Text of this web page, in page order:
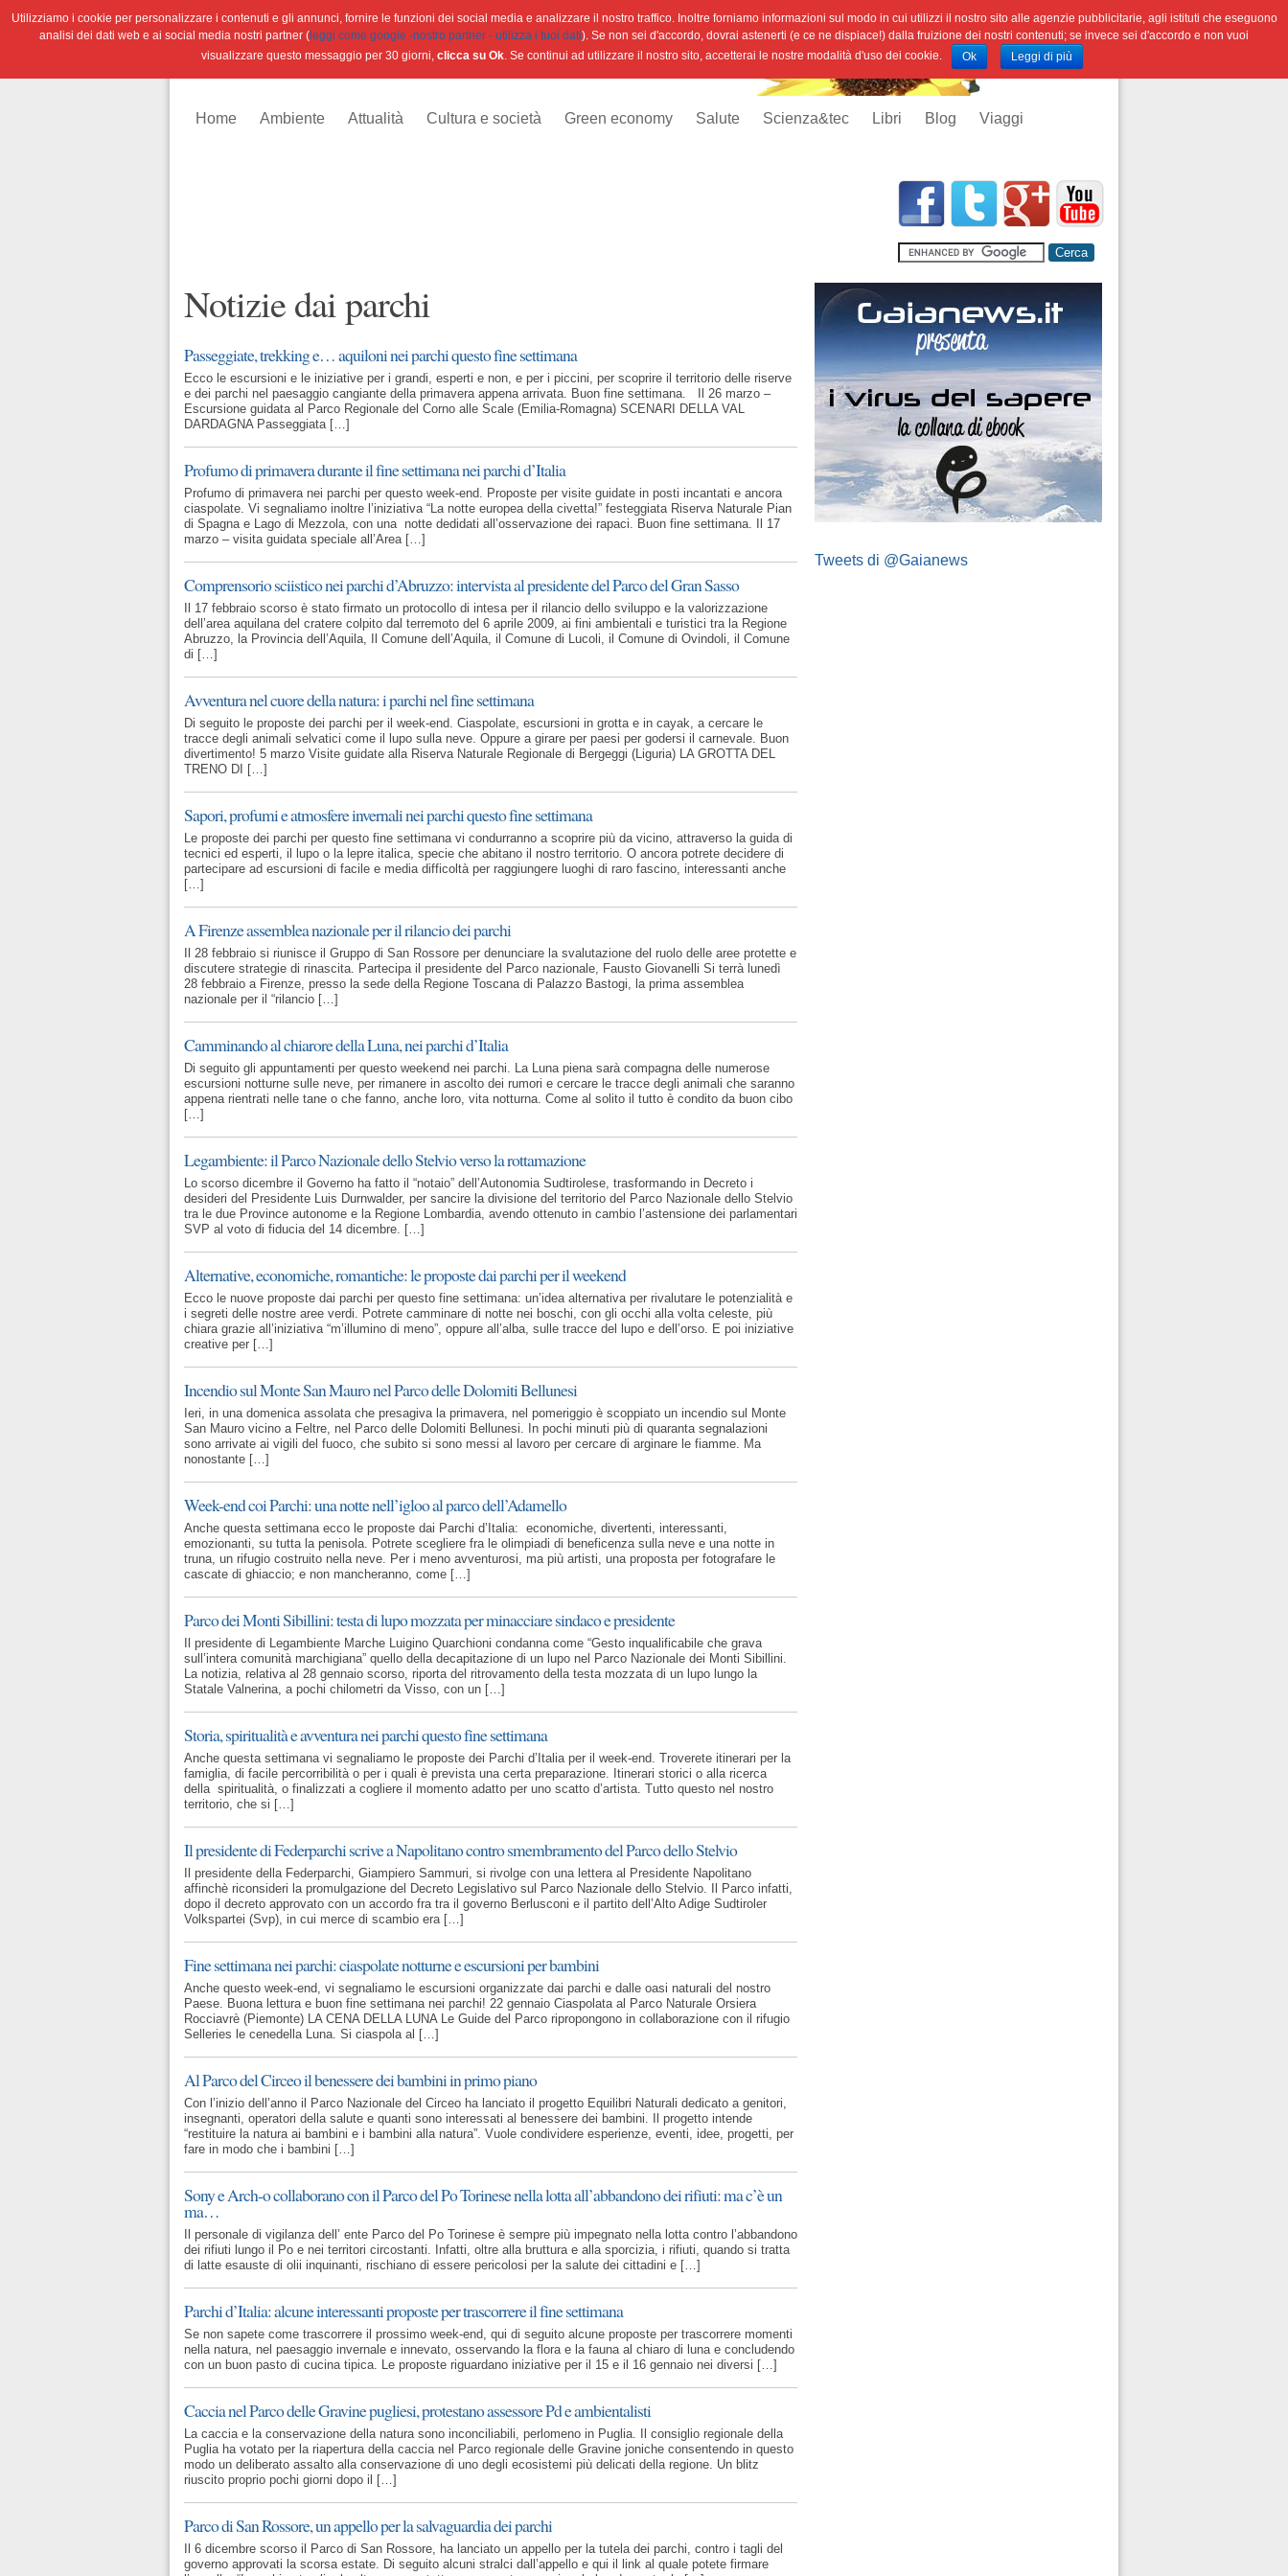
Home Ambiente Attualità Cultura e società Green economy Salute Scienza&tec Libri Blog Viaggi
Tweets di @Gaianews
Notizie dai parchi
Passeggiate, trekking e… aquiloni nei parchi questo fine settimana
Ecco le escursioni e le iniziative per i grandi, esperti e non, e per i piccini, per scoprire il territorio delle riserve
e dei parchi nel paesaggio cangiante della primavera appena arrivata. Buon fine settimana. Il 26 marzo –
Escursione guidata al Parco Regionale del Corno alle Scale (Emilia-Romagna) SCENARI DELLA VAL
DARDAGNA Passeggiata […]
Profumo di primavera durante il fine settimana nei parchi d’Italia
Profumo di primavera nei parchi per questo week-end. Proposte per visite guidate in posti incantati e ancora
ciaspolate. Vi segnaliamo inoltre l’iniziativa “La notte europea della civetta!” festeggiata Riserva Naturale Pian
di Spagna e Lago di Mezzola, con una notte dedidati all’osservazione dei rapaci. Buon fine settimana. Il 17
marzo – visita guidata speciale all’Area […]
Comprensorio sciistico nei parchi d’Abruzzo: intervista al presidente del Parco del Gran Sasso
Il 17 febbraio scorso è stato firmato un protocollo di intesa per il rilancio dello sviluppo e la valorizzazione
dell’area aquilana del cratere colpito dal terremoto del 6 aprile 2009, ai fini ambientali e turistici tra la Regione
Abruzzo, la Provincia dell’Aquila, Il Comune dell’Aquila, il Comune di Lucoli, il Comune di Ovindoli, il Comune
di […]
Avventura nel cuore della natura: i parchi nel fine settimana
Di seguito le proposte dei parchi per il week-end. Ciaspolate, escursioni in grotta e in cayak, a cercare le
tracce degli animali selvatici come il lupo sulla neve. Oppure a girare per paesi per godersi il carnevale. Buon
divertimento! 5 marzo Visite guidate alla Riserva Naturale Regionale di Bergeggi (Liguria) LA GROTTA DEL
TRENO DI […]
Sapori, profumi e atmosfere invernali nei parchi questo fine settimana
Le proposte dei parchi per questo fine settimana vi condurranno a scoprire più da vicino, attraverso la guida di
tecnici ed esperti, il lupo o la lepre italica, specie che abitano il nostro territorio. O ancora potrete decidere di
partecipare ad escursioni di facile e media difficoltà per raggiungere luoghi di raro fascino, interessanti anche
[…]
A Firenze assemblea nazionale per il rilancio dei parchi
Il 28 febbraio si riunisce il Gruppo di San Rossore per denunciare la svalutazione del ruolo delle aree protette e
discutere strategie di rinascita. Partecipa il presidente del Parco nazionale, Fausto Giovanelli Si terrà lunedì
28 febbraio a Firenze, presso la sede della Regione Toscana di Palazzo Bastogi, la prima assemblea
nazionale per il “rilancio […]
Camminando al chiarore della Luna, nei parchi d’Italia
Di seguito gli appuntamenti per questo weekend nei parchi. La Luna piena sarà compagna delle numerose
escursioni notturne sulle neve, per rimanere in ascolto dei rumori e cercare le tracce degli animali che saranno
appena rientrati nelle tane o che fanno, anche loro, vita notturna. Come al solito il tutto è condito da buon cibo
[…]
Legambiente: il Parco Nazionale dello Stelvio verso la rottamazione
Lo scorso dicembre il Governo ha fatto il “notaio” dell’Autonomia Sudtirolese, trasformando in Decreto i
desideri del Presidente Luis Durnwalder, per sancire la divisione del territorio del Parco Nazionale dello Stelvio
tra le due Province autonome e la Regione Lombardia, avendo ottenuto in cambio l’astensione dei parlamentari
SVP al voto di fiducia del 14 dicembre. […]
Alternative, economiche, romantiche: le proposte dai parchi per il weekend
Ecco le nuove proposte dai parchi per questo fine settimana: un’idea alternativa per rivalutare le potenzialità e
i segreti delle nostre aree verdi. Potrete camminare di notte nei boschi, con gli occhi alla volta celeste, più
chiara grazie all’iniziativa “m’illumino di meno”, oppure all’alba, sulle tracce del lupo e dell’orso. E poi iniziative
creative per […]
Incendio sul Monte San Mauro nel Parco delle Dolomiti Bellunesi
Ieri, in una domenica assolata che presagiva la primavera, nel pomeriggio è scoppiato un incendio sul Monte
San Mauro vicino a Feltre, nel Parco delle Dolomiti Bellunesi. In pochi minuti più di quaranta segnalazioni
sono arrivate ai vigili del fuoco, che subito si sono messi al lavoro per cercare di arginare le fiamme. Ma
nonostante […]
Week-end coi Parchi: una notte nell’igloo al parco dell’Adamello
Anche questa settimana ecco le proposte dai Parchi d’Italia: economiche, divertenti, interessanti,
emozionanti, su tutta la penisola. Potrete scegliere fra le olimpiadi di beneficenza sulla neve e una notte in
truna, un rifugio costruito nella neve. Per i meno avventurosi, ma più artisti, una proposta per fotografare le
cascate di ghiaccio; e non mancheranno, come […]
Parco dei Monti Sibillini: testa di lupo mozzata per minacciare sindaco e presidente
Il presidente di Legambiente Marche Luigino Quarchioni condanna come “Gesto inqualificabile che grava
sull’intera comunità marchigiana” quello della decapitazione di un lupo nel Parco Nazionale dei Monti Sibillini.
La notizia, relativa al 28 gennaio scorso, riporta del ritrovamento della testa mozzata di un lupo lungo la
Statale Valnerina, a pochi chilometri da Visso, con un […]
Storia, spiritualità e avventura nei parchi questo fine settimana
Anche questa settimana vi segnaliamo le proposte dei Parchi d’Italia per il week-end. Troverete itinerari per la
famiglia, di facile percorribilità o per i quali è prevista una certa preparazione. Itinerari storici o alla ricerca
della spiritualità, o finalizzati a cogliere il momento adatto per uno scatto d’artista. Tutto questo nel nostro
territorio, che si […]
Il presidente di Federparchi scrive a Napolitano contro smembramento del Parco dello Stelvio
Il presidente della Federparchi, Giampiero Sammuri, si rivolge con una lettera al Presidente Napolitano
affinchè riconsideri la promulgazione del Decreto Legislativo sul Parco Nazionale dello Stelvio. Il Parco infatti,
dopo il decreto approvato con un accordo fra tra il governo Berlusconi e il partito dell’Alto Adige Sudtiroler
Volkspartei (Svp), in cui merce di scambio era […]
Fine settimana nei parchi: ciaspolate notturne e escursioni per bambini
Anche questo week-end, vi segnaliamo le escursioni organizzate dai parchi e dalle oasi naturali del nostro
Paese. Buona lettura e buon fine settimana nei parchi! 22 gennaio Ciaspolata al Parco Naturale Orsiera
Rocciavrè (Piemonte) LA CENA DELLA LUNA Le Guide del Parco ripropongono in collaborazione con il rifugio
Selleries le cenedella Luna. Si ciaspola al […]
Al Parco del Circeo il benessere dei bambini in primo piano
Con l’inizio dell’anno il Parco Nazionale del Circeo ha lanciato il progetto Equilibri Naturali dedicato a genitori,
insegnanti, operatori della salute e quanti sono interessati al benessere dei bambini. Il progetto intende
“restituire la natura ai bambini e i bambini alla natura”. Vuole condividere esperienze, eventi, idee, progetti, per
fare in modo che i bambini […]
Sony e Arch-o collaborano con il Parco del Po Torinese nella lotta all’abbandono dei rifiuti: ma c’è un
ma…
Il personale di vigilanza dell’ ente Parco del Po Torinese è sempre più impegnato nella lotta contro l’abbandono
dei rifiuti lungo il Po e nei territori circostanti. Infatti, oltre alla bruttura e alla sporcizia, i rifiuti, quando si tratta
di latte esauste di olii inquinanti, rischiano di essere pericolosi per la salute dei cittadini e […]
Parchi d’Italia: alcune interessanti proposte per trascorrere il fine settimana
Se non sapete come trascorrere il prossimo week-end, qui di seguito alcune proposte per trascorrere momenti
nella natura, nel paesaggio invernale e innevato, osservando la flora e la fauna al chiaro di luna e concludendo
con un buon pasto di cucina tipica. Le proposte riguardano iniziative per il 15 e il 16 gennaio nei diversi […]
Caccia nel Parco delle Gravine pugliesi, protestano assessore Pd e ambientalisti
La caccia e la conservazione della natura sono inconciliabili, perlomeno in Puglia. Il consiglio regionale della
Puglia ha votato per la riapertura della caccia nel Parco regionale delle Gravine joniche consentendo in questo
modo un deliberato assalto alla conservazione di uno degli ecosistemi più delicati della regione. Un blitz
riuscito proprio pochi giorni dopo il […]
Parco di San Rossore, un appello per la salvaguardia dei parchi
Il 6 dicembre scorso il Parco di San Rossore, ha lanciato un appello per la tutela dei parchi, contro i tagli del
governo approvati la scorsa estate. Di seguito alcuni stralci dall’appello e qui il link al quale potete firmare
Utilizziamo i cookie per personalizzare i contenuti e gli annunci, fornire le funzioni dei social media e analizzare il nostro traffico. Inoltre forniamo informazioni sul modo in cui utilizzi il nostro sito alle agenzie pubblicitarie, agli istituti che eseguono
analisi dei dati web e ai social media nostri partner ( leggi come google -nostro partner - utilizza i tuoi dati). Se non sei d'accordo, dovrai astenerti (e ce ne dispiace!) dalla fruizione dei nostri contenuti; se invece sei d'accordo e non vuoi
visualizzare questo messaggio per 30 giorni,clicca su Ok. Se continui ad utilizzare il nostro sito, accetterai le nostre modalità d'uso dei cookie. Ok Leggi di più